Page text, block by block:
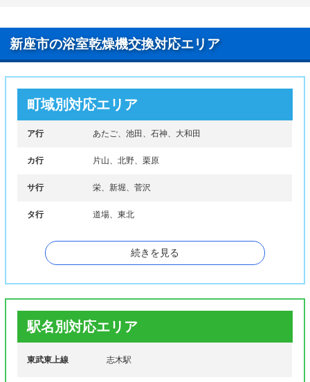
新座市の浴室乾燥機交換対応エリア
町域別対応エリア
ア行 あたご、池田、石神、大和田
カ行 片山、北野、栗原
サ行 栄、新堀、菅沢
タ行 道場、東北
中野、新座、新塚、西堀、野寺、野火止
畑中、馬場、東、堀ノ内、本多
続きを見る
駅名別対応エリア
東武東上線 志木駅